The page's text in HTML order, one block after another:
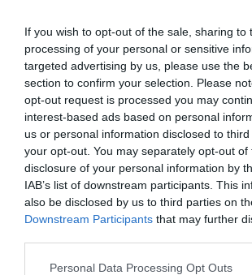
If you wish to opt-out of the sale, sharing to
processing of your personal or sensitive
targeted advertising by us, please use the
section to confirm your selection. Please
opt-out request is processed you may
interest-based ads based on personal
us or personal information disclosed to
your opt-out. You may separately opt-out of
disclosure of your personal information by
IAB’s list of downstream participants. This
also be disclosed by us to third parties on
Downstream Participants that may further
Please note that this website/app uses one
Personal Data Processing Opt Outs
Ψηφοφορία: . Από 391 ψήφους.